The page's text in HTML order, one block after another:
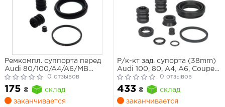
Ремкомпл. суппорта перед
Audi 80/100/A4/A6/MB
W124/W201/Laguna
II/Megane II/Caddy III/Golf
IV/V 54mm
0 отзывов
175 ₴
склад
заканчивается
Р/к-кт зад. супорта (38mm)
Audi 100, 80, A4, A6, Coupe
/VW Golf III, Passat B4,
Sharan (LUCAS)
0 отзывов
433 ₴
склад
заканчивается